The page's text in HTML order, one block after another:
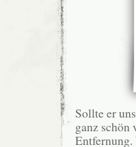
Sollte er
ganz schön
Entfernung.